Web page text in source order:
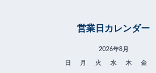
営業日カレンダー
2026年8月
日 月 火 水 木 金